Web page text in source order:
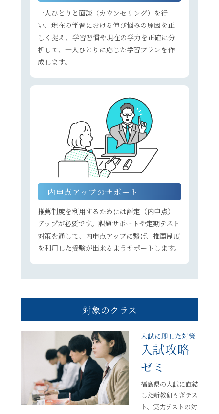
一人ひとりと面談（カウンセリング）を行
い、現在の学習における伸び悩みの原因を正
しく捉え、学習習慣や現在の学力を正確に分
析して、一人ひとりに応じた学習プランを作
成します。
内申点アップのサポート
推薦制度を利用するためには評定（内申点）
アップが必要です。課題サポートや定期テスト
対策を通して、内申点アップに繋げ、推薦制度
を利用した受験が出来るようサポートします。
対象のクラス
入試に即した対策
入試攻略
ゼミ
福島県の入試に直結
した新教研もぎテス
ト、実力テストの対